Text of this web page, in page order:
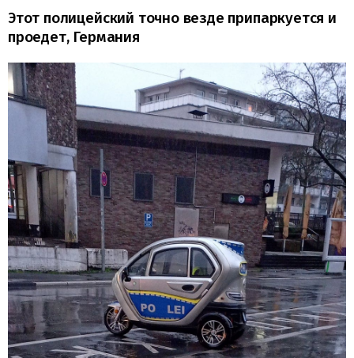
Этот полицейский точно везде припаркуется и
проедет, Германия